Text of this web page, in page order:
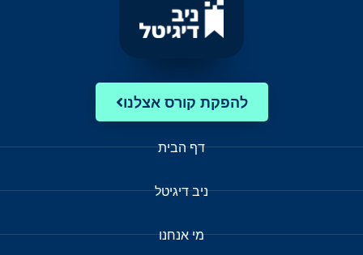
להפקת קורס אצלנו
דף הבית
ניב דיגיטל
מי אנחנו